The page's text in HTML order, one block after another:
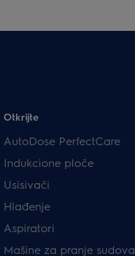
Otkrijte
AutoDose PerfectCare
Indukcione ploče
Usisivači
Hlađenje
Aspiratori
Mašine za pranje sudova